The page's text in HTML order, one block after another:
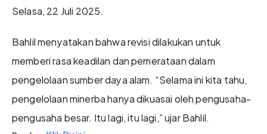
Selasa, 22 Juli 2025.
Bahlil menyatakan bahwa revisi dilakukan untuk
memberi rasa keadilan dan pemerataan dalam
pengelolaan sumber daya alam. “Selama ini kita tahu,
pengelolaan minerba hanya dikuasai oleh pengusaha-
pengusaha besar. Itu lagi, itu lagi,” ujar Bahlil.